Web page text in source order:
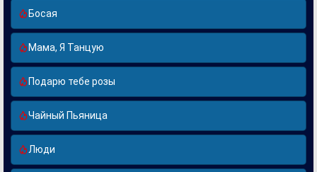
Босая
Мама, Я Танцую
Подарю тебе розы
Чайный Пьяница
Люди